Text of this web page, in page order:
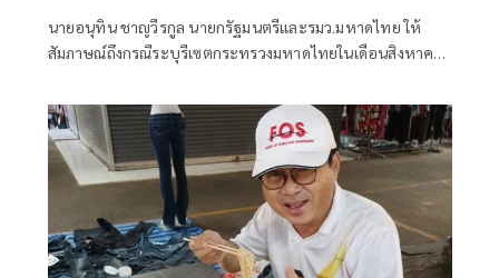
นายอนุทิน ชาญวีรกูล นายกรัฐมนตรีและรมว.มหาดไทย ให้
สัมภาษณ์ถึงกรณีระบุรีเซตกระทรวงมหาดไทยในเดือนสิงหาคม